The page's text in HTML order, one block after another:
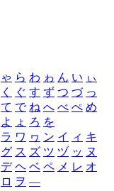
ゃ ら わ ゎ ん い ぃ
く ぐ す ず つ づ っ
て で ね へ べ ぺ め
よ ょ ろ を
ラ ワ ヮ ン イ ィ キ
グ ス ズ ツ ヅ ッ ヌ
デ ヘ ベ ペ メ レ オ
ロ ヲ ―